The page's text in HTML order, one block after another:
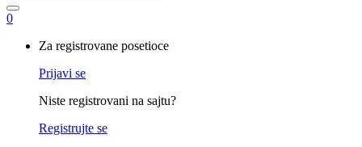
0
Za registrovane posetioce
Prijavi se
Niste registrovani na sajtu?
Registrujte se